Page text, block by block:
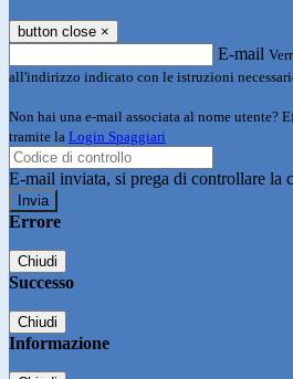
button close ×
E-mail
all'indirizzo indicato con le istruzioni
Non hai una e-mail associata al nome utente?
tramite la Login Spaggiari
E-mail inviata, si prega di controllare la
Errore
Chiudi
Successo
Chiudi
Informazione